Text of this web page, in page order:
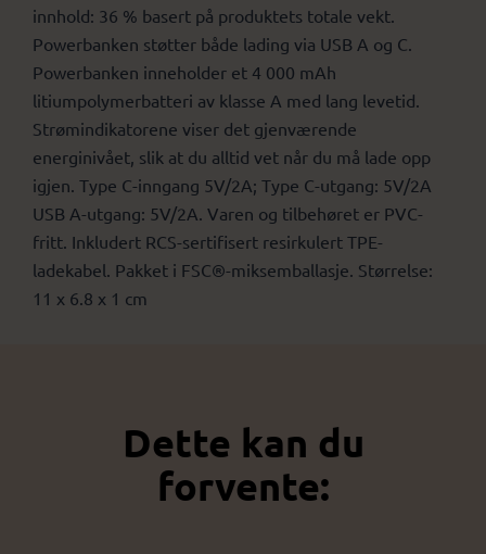
innhold: 36 % basert på produktets totale vekt.
Powerbanken støtter både lading via USB A og C.
Powerbanken inneholder et 4 000 mAh
litiumpolymerbatteri av klasse A med lang levetid.
Strømindikatorene viser det gjenværende
energinivået, slik at du alltid vet når du må lade opp
igjen. Type C-inngang 5V/2A; Type C-utgang: 5V/2A
USB A-utgang: 5V/2A. Varen og tilbehøret er PVC-
fritt. Inkludert RCS-sertifisert resirkulert TPE-
ladekabel. Pakket i FSC®-miksemballasje. Størrelse:
11 x 6.8 x 1 cm
Dette kan du
forvente: